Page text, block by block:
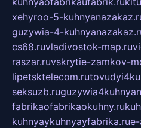
xehyroo-5-
guzywia-4-
cs68.ruvladivostok-map.ru
raszar.ruvskrytie-zamkov-
lipetsktelecom.ru
seksuzb.ru
fabrikaofabrikaokuhny.ru
kuhnyaykuhnyayfabrika.rue-